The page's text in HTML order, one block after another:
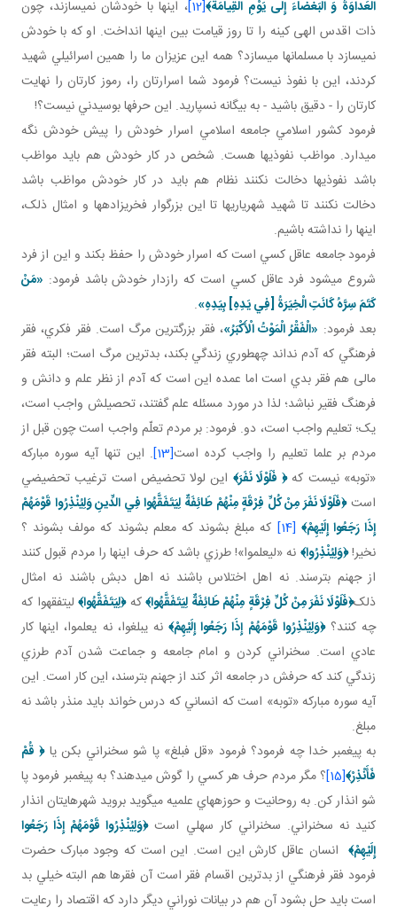
الْعَداوَةَ وَ الْبَغْضاءَ إِلى‏ يَوْمِ الْقِيامَة﴾[12]
، اينها با خودشان نمي سازند، چون
ذات اقدس الهی کينه را تا روز قيامت بين اينها انداخت. او که با خودش
نمي سازد با مسلمان ها مي سازد؟ همه اين عزيزان ما را همين اسرائيلي شهيد
کردند، اين با نفوذ نيست؟ فرمود شما اسرارتان را، رموز کارتان را نهايت
کارتان را - دقيق باشيد - به بيگانه نسپاريد. اين حرف ها بوسيدني نيست؟!
فرمود کشور اسلامي جامعه اسلامي اسرار خودش را پيش خودش نگه
مي دارد. مواظب نفوذي ها هست. شخص در کار خودش هم بايد مواظب
باشد نفوذي ها دخالت نکنند نظام هم بايد در کار خودش مواظب باشد
دخالت نکنند تا شهيد شهرياري ها تا اين بزرگوار فخري زاده ها و امثال ذلک،
اينها را نداشته باشيم.
فرمود جامعه عاقل کسي است که اسرار خودش را حفظ بکند و اين از فرد
شروع مي شود فرد عاقل کسي است که رازدار خودش باشد فرمود: «مَنْ
كَتَمَ سِرَّهُ كَانَتِ الْخِيَرَةُ [فِي يَدِهِ‏] بِيَدِهِ‏».
بعد فرمود: «الْفَقْرُ الْمَوْتُ الْأَكْبَرُ»، فقر بزرگ ترين مرگ است. فقر فکري، فقر
فرهنگي که آدم نداند چه طوري زندگي بکند، بدترين مرگ است؛ البته فقر
مالی هم فقر بدي است اما عمده اين است که آدم از نظر علم و دانش و
فرهنگ فقير نباشد؛ لذا در مورد مسئله علم گفتند، تحصيلش واجب است،
يک؛ تعليم واجب است، دو. فرمود: بر مردم تعلّم واجب است چون قبل از
مردم بر علما تعليم را واجب کرده است[13]
. اين تنها آيه سوره مبارکه
«توبه» نيست که﴿ فَلَوْلَا نَفَرَ﴾ اين لولا تحضيض است ترغيب تحضيضي
است﴿فَلَوْلَا نَفَرَ مِنْ كُلِّ فِرْقَةٍ مِنْهُمْ طَائِفَةٌ لِيَتَفَقَّهُوا فِي الدِّينِوَلِيُنْذِرُوا قَوْمَهُمْ
إِذَا رَجَعُوا إِلَيْهِمْ﴾ [14]
که مبلغ بشوند که معلم بشوند که مولف بشوند ؟
نخير!﴿وَلِيُنْذِرُوا﴾ نه «ليعلموا»! طرزي باشد که حرف اينها را مردم قبول کنند
از جهنم بترسند. نه اهل اختلاس باشند نه اهل دبش باشند نه امثال
ذلک﴿فَلَوْلَا نَفَرَ مِنْ كُلِّ فِرْقَةٍ مِنْهُمْ طَائِفَةٌ لِيَتَفَقَّهُوا﴾که﴿لِيَتَفَقَّهُوا﴾ليتفقهوا که
چه کنند؟﴿وَلِيُنْذِرُوا قَوْمَهُمْ إِذَا رَجَعُوا إِلَيْهِمْ﴾ نه يبلغوا، نه يعلموا، اينها کار
عادي است. سخنراني کردن و امام جامعه و جماعت شدن آدم طرزي
زندگي کند که حرفش در جامعه اثر کند از جهنم بترسند، اين کار است. اين
آيه سوره مبارکه «توبه» است که انساني که درس خواند بايد منذر باشد نه
مبلغ.
به پيغمبر خدا چه فرمود؟ فرمود «قل فبلغ» پا شو سخنراني بکن يا﴿ قُمْ
فَأَنْذِرْ﴾[15]
؟ مگر مردم حرف هر کسي را گوش مي دهند؟ به پيغمبر فرمود پا
شو انذار کن. به روحانيت و حوزه هاي علميه مي گويد برويد شهرهايتان انذار
کنيد نه سخنراني. سخنراني کار سهلي است﴿وَلِيُنْذِرُوا قَوْمَهُمْ إِذَا رَجَعُوا
إِلَيْهِمْ﴾ انسان عاقل کارش اين است. اين است که وجود مبارک حضرت
فرمود فقر فرهنگي از بدترين اقسام فقر است آن فقرها هم البته خيلي بد
است بايد حل بشود آن هم در بيانات نوراني ديگر دارد که اقتصاد را رعايت